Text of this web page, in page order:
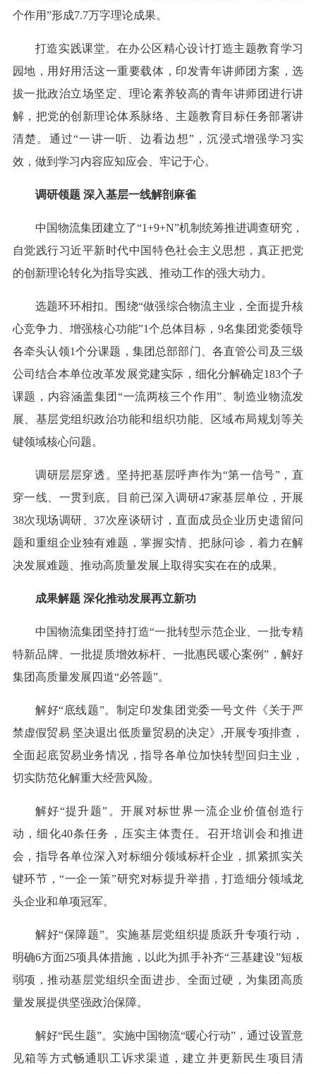
个作用”形成7.7万字理论成果。
打造实践课堂。在办公区精心设计打造主题教育学习
园地，用好用活这一重要载体，印发青年讲师团方案，选
拔一批政治立场坚定、理论素养较高的青年讲师团进行讲
解，把党的创新理论体系脉络、主题教育目标任务部署讲
清楚。通过“一讲一听、边看边想”，沉浸式增强学习实
效，做到学习内容应知应会、牢记于心。
调研领题 深入基层一线解剖麻雀
中国物流集团建立了“1+9+N”机制统筹推进调查研究，
自觉践行习近平新时代中国特色社会主义思想，真正把党
的创新理论转化为指导实践、推动工作的强大动力。
选题环环相扣。围绕“做强综合物流主业，全面提升核
心竞争力、增强核心功能”1个总体目标，9名集团党委领导
各牵头认领1个分课题，集团总部部门、各直管公司及三级
公司结合本单位改革发展党建实际，细化分解确定183个子
课题，内容涵盖集团“一流两核三个作用”、制造业物流发
展、基层党组织政治功能和组织功能、区域布局规划等关
键领域核心问题。
调研层层穿透。坚持把基层呼声作为“第一信号”，直
穿一线、一贯到底。目前已深入调研47家基层单位，开展
38次现场调研、37次座谈研讨，直面成员企业历史遗留问
题和重组企业独有难题，掌握实情、把脉问诊，着力在解
决发展难题、推动高质量发展上取得实实在在的成果。
成果解题 深化推动发展再立新功
中国物流集团坚持打造“一批转型示范企业、一批专精
特新品牌、一批提质增效标杆、一批惠民暖心案例”，解好
集团高质量发展四道“必答题”。
解好“底线题”。制定印发集团党委一号文件《关于严
禁虚假贸易 坚决退出低质量贸易的决定》,开展专项排查，
全面起底贸易业务情况，指导各单位加快转型回归主业，
切实防范化解重大经营风险。
解好“提升题”。开展对标世界一流企业价值创造行
动，细化40条任务，压实主体责任。召开培训会和推进
会，指导各单位深入对标细分领域标杆企业，抓紧抓实关
键环节，“一企一策”研究对标提升举措，打造细分领域龙
头企业和单项冠军。
解好“保障题”。实施基层党组织提质跃升专项行动，
明确6方面25项具体措施，以此为抓手补齐“三基建设”短板
弱项，推动基层党组织全面进步、全面过硬，为集团高质
量发展提供坚强政治保障。
解好“民生题”。实施中国物流“暖心行动”，通过设置意
见箱等方式畅通职工诉求渠道，建立并更新民生项目清